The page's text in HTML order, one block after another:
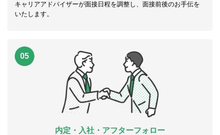
キャリアアドバイザーが面接日程を調整し、面接前後のお手伝を
いたします。
05
内定・入社・アフターフォロー